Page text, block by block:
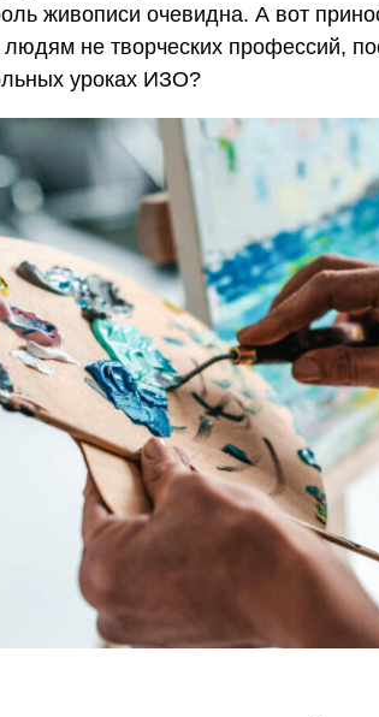
живописи очевидна. А вот
не творческих профессий,
уроках ИЗО?